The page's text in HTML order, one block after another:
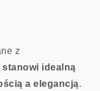
z
stanowi idealną
a elegancją.